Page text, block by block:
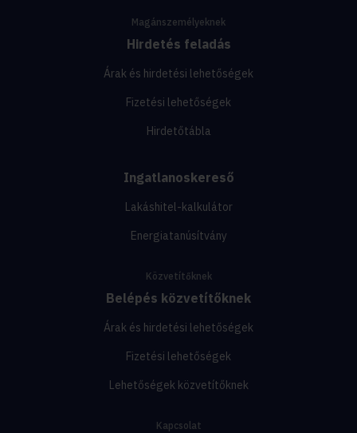
Magánszemélyeknek
Hirdetés feladás
Árak és hirdetési lehetőségek
Fizetési lehetőségek
Hirdetőtábla
Ingatlanoskereső
Lakáshitel-kalkulátor
Energiatanúsítvány
Közvetítőknek
Belépés közvetítőknek
Árak és hirdetési lehetőségek
Fizetési lehetőségek
Lehetőségek közvetítőknek
Kapcsolat